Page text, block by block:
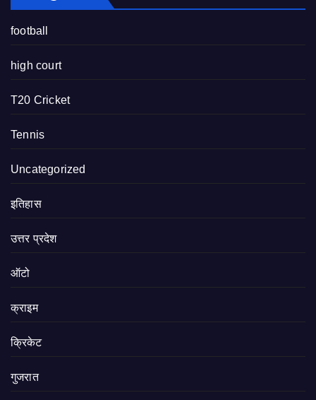
football
high court
T20 Cricket
Tennis
Uncategorized
इतिहास
उत्तर प्रदेश
ऑटो
क्राइम
क्रिकेट
गुजरात